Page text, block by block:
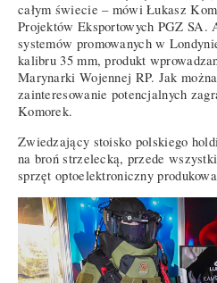
całym świecie – mówi Łukasz
Projektów Eksportowych PGZ SA.
systemów promowanych w
kalibru 35 mm, produkt
Marynarki Wojennej RP. Jak
zainteresowanie potencjalnych
Komorek.
Zwiedzający stoisko polskiego
na broń strzelecką, przede
sprzęt optoelektroniczny